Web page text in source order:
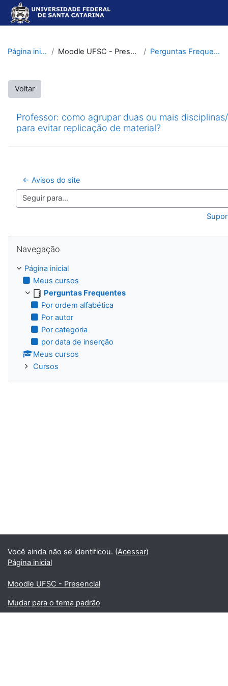
Ir para o conteúdo principal
Página inicial Moodle UFSC - Presencial Perguntas Frequentes
Voltar
Professor: como agrupar duas ou mais
para evitar replicação de material?
← Avisos do site
Seguir para...
Navegação
Página inicial
Meus cursos
Perguntas Frequentes
Por ordem alfabética
Por autor
Por categoria
por data de inserção
Meus cursos
Cursos
Você ainda não se identificou. (Acessar)
Página inicial
Moodle UFSC - Presencial
Mudar para o tema padrão